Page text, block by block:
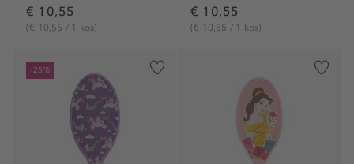
€ 10,55
(€ 10,55 / 1 kos)
€ 10,55
(€ 10,55 / 1 kos)
-25%